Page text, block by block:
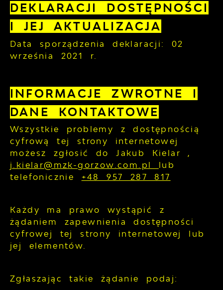
DEKLARACJI DOSTĘPNOŚCI
I JEJ AKTUALIZACJA
Data sporządzenia deklaracji: 02
września 2021 r.
INFORMACJE ZWROTNE I
DANE KONTAKTOWE
Wszystkie problemy z dostępnością
cyfrową tej strony internetowej
możesz zgłosić doJakub Kielar,
j.kielar@mzk-gorzow.com.pl lub
telefonicznie +48 957 287 817
Każdy ma prawo wystąpić z
żądaniem zapewnienia dostępności
cyfrowej tej strony internetowej lub
jej elementów.
Zgłaszając takie żądanie podaj: